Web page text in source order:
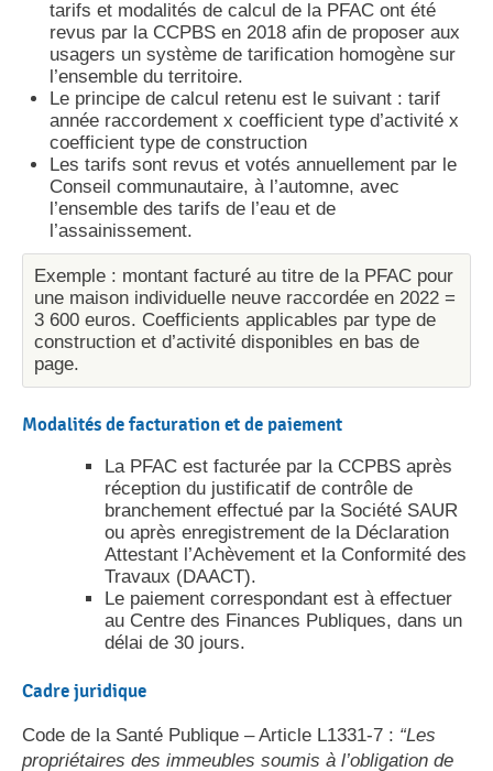
tarifs et modalités de calcul de la PFAC ont été
revus par la CCPBS en 2018 afin de proposer aux
usagers un système de tarification homogène sur
l’ensemble du territoire.
Le principe de calcul retenu est le suivant : tarif
année raccordement x coefficient type d’activité x
coefficient type de construction
Les tarifs sont revus et votés annuellement par le
Conseil communautaire, à l’automne, avec
l’ensemble des tarifs de l’eau et de
l’assainissement.
Exemple : montant facturé au titre de la PFAC pour
une maison individuelle neuve raccordée en 2022 =
3 600 euros. Coefficients applicables par type de
construction et d’activité disponibles en bas de
page.
Modalités de facturation et de paiement
La PFAC est facturée par la CCPBS après
réception du justificatif de contrôle de
branchement effectué par la Société SAUR
ou après enregistrement de la Déclaration
Attestant l’Achèvement et la Conformité des
Travaux (DAACT).
Le paiement correspondant est à effectuer
au Centre des Finances Publiques, dans un
délai de 30 jours.
Cadre juridique
Code de la Santé Publique – Article L1331-7 : “Les
propriétaires des immeubles soumis à l’obligation de